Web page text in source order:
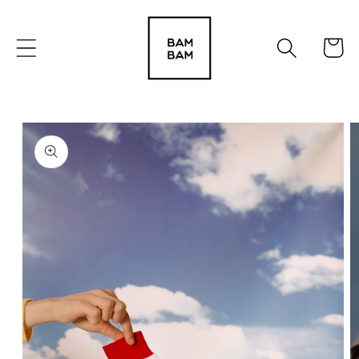
al contenido Carrito
directamente
a la
información
del producto